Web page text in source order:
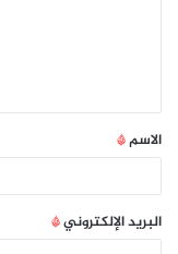
الاسم*
البريد الإلكتروني*